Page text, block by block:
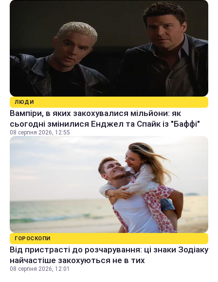
ЛЮДИ
Вампіри, в яких закохувалися мільйони: як
сьогодні змінилися Енджел та Спайк із "Баффі"
08 серпня 2026, 12:55
ГОРОСКОПИ
Від пристрасті до розчарування: ці знаки Зодіаку
найчастіше закохуються не в тих
08 серпня 2026, 12:01